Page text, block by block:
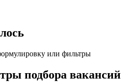
или фильтры
подбора вакансий